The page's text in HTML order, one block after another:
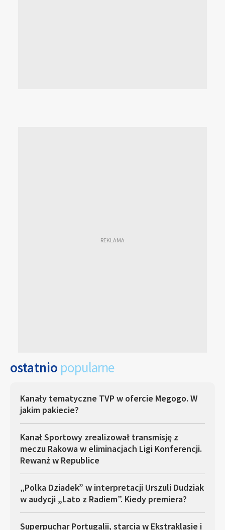
ostatnio popularne
Kanały tematyczne TVP w ofercie Megogo. W
jakim pakiecie?
Kanał Sportowy zrealizował transmisję z
meczu Rakowa w eliminacjach Ligi Konferencji.
Rewanż w Republice
„Polka Dziadek” w interpretacji Urszuli Dudziak
w audycji „Lato z Radiem”. Kiedy premiera?
Superpuchar Portugalii, starcia w Ekstraklasie i